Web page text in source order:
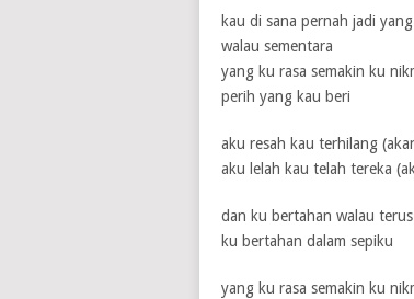
kau di sana pernah jadi
walau sementara
yang ku rasa semakin ku
perih yang kau beri
aku resah kau terhilang
aku lelah kau telah tereka
dan ku bertahan walau
ku bertahan dalam sepiku
yang ku rasa semakin ku